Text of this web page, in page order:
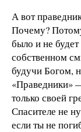
А вот
Почему?
было и не
собственном
будучи Богом,
«Праведники»
только своей
Спасителе не
если ты не